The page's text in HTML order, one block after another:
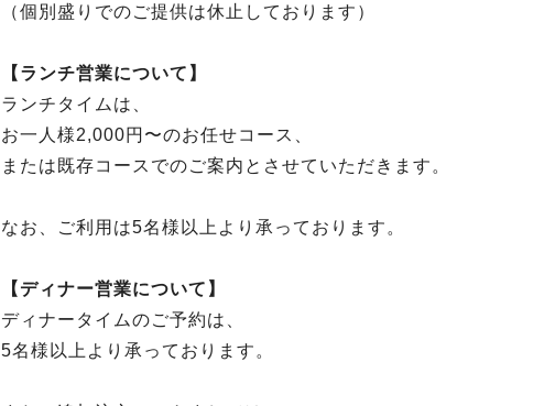
（個別盛りでのご提供は休止しております）
【ランチ営業について】
ランチタイムは、
お一人様2,000円〜のお任せコース、
または既存コースでのご案内とさせていただきます。
なお、ご利用は5名様以上より承っております。
【ディナー営業について】
ディナータイムのご予約は、
5名様以上より承っております。